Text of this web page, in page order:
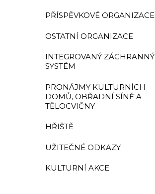
PŘÍSPĚVKOVÉ ORGANIZACE
OSTATNÍ ORGANIZACE
INTEGROVANÝ ZÁCHRANNÝ
SYSTÉM
PRONÁJMY KULTURNÍCH
DOMŮ, OBŘADNÍ SÍNĚ A
TĚLOCVIČNY
HŘIŠTĚ
UŽITEČNÉ ODKAZY
KULTURNÍ AKCE